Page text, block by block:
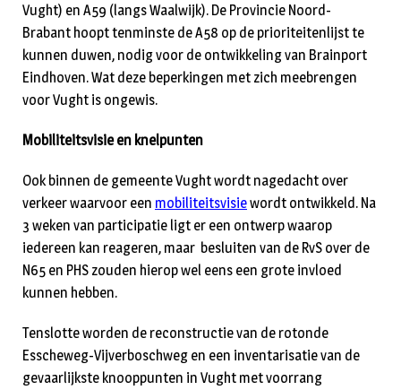
Vught) en A59 (langs Waalwijk). De Provincie Noord-
Brabant hoopt tenminste de A58 op de prioriteitenlijst te
kunnen duwen, nodig voor de ontwikkeling van Brainport
Eindhoven. Wat deze beperkingen met zich meebrengen
voor Vught is ongewis.
Mobiliteitsvisie en knelpunten
Ook binnen de gemeente Vught wordt nagedacht over
verkeer waarvoor een mobiliteitsvisiewordt ontwikkeld. Na
3 weken van participatie ligt er een ontwerp waarop
iedereen kan reageren, maar besluiten van de RvS over de
N65 en PHS zouden hierop wel eens een grote invloed
kunnen hebben.
Tenslotte worden de reconstructie van de rotonde
Esscheweg-Vijverboschweg en een inventarisatie van de
gevaarlijkste knooppunten in Vught met voorrang